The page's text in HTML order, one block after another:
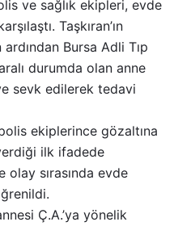
ve sağlık ekipleri, evde
Taşkıran’ın
Bursa Adli Tıp
durumda olan anne
sevk edilerek tedavi
ekiplerince gözaltına
ilk ifadede
olay sırasında evde
Ç.A.’ya yönelik